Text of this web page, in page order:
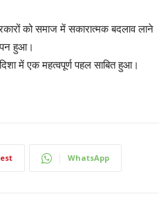
को समाज में सकारात्मक बदलाव लाने
हुआ।
में एक महत्वपूर्ण पहल साबित हुआ।
WhatsApp